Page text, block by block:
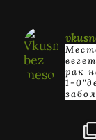
рак
1-